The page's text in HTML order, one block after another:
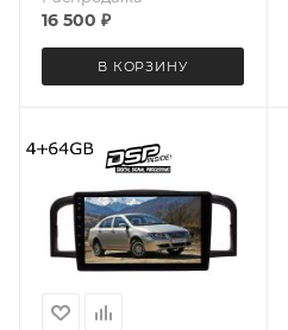
16 500 ₽
В КОРЗИНУ